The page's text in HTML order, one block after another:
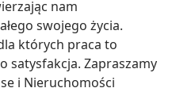
nam
swojego życia.
dla których praca to
satysfakcja. Zapraszamy
i Nieruchomości